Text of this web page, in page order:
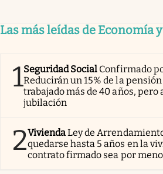
Las más leídas de Economía
1Seguridad Social Confirmado
Reducirán un 15% de la
trabajado más de 40 años, pero
jubilación
2ViviendaLey de
quedarse hasta 5 años en la
contrato firmado sea por